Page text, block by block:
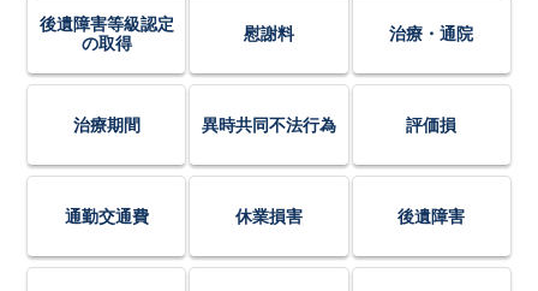
後遺障害等級認定
の取得
慰謝料 治療・通院
治療期間 異時共同不法行為 評価損
通勤交通費 休業損害 後遺障害